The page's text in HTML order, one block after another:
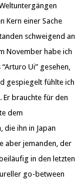
Kern einer Sache
schweigend an
November habe ich
Ui” gesehen,
gespiegelt fühlte ich
Er brauchte für den
dem
die ihn in Japan
aber jemanden, der
in den letzten
go-between